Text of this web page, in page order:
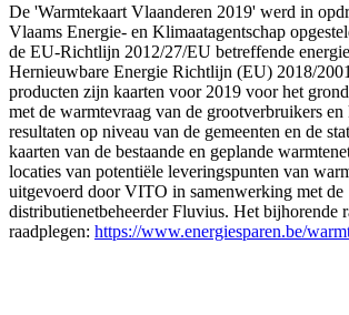
De 'Warmtekaart Vlaanderen 2019' werd in
Vlaams Energie- en Klimaatagentschap
de EU-Richtlijn 2012/27/EU betreffende
Hernieuwbare Energie Richtlijn (EU) 2018/
producten zijn kaarten voor 2019 voor het
met de warmtevraag van de grootverbruikers
resultaten op niveau van de gemeenten en de
kaarten van de bestaande en geplande
locaties van potentiële leveringspunten van
uitgevoerd door VITO in samenwerking met de
distributienetbeheerder Fluvius. Het bijhorende
raadplegen: https://www.energiesparen.be/